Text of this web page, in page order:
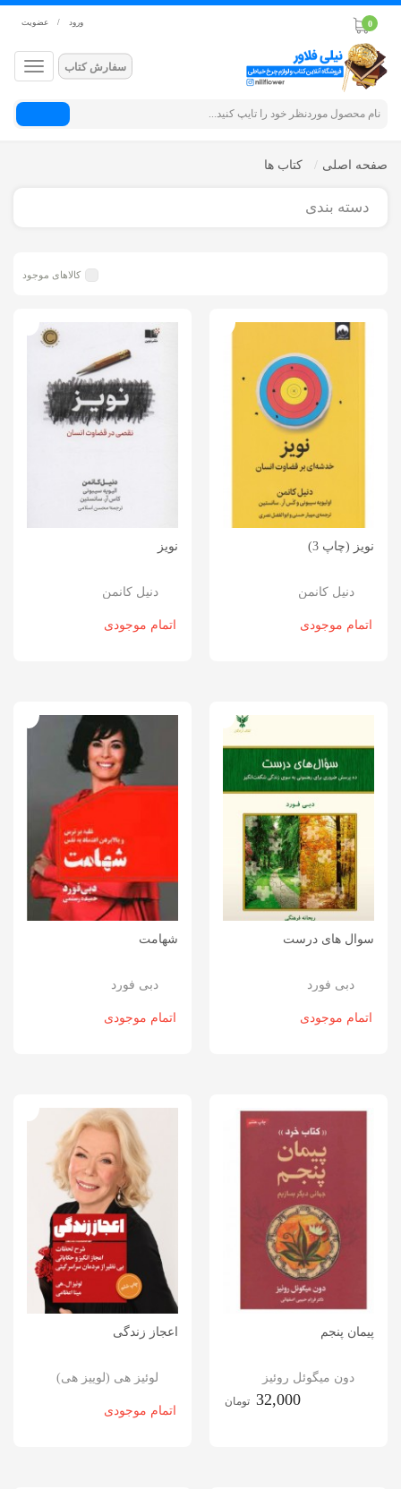
ورود / عضویت 0
سفارش کتاب
صفحه اصلی کتاب ها
دسته بندی
کالاهای موجود
نویز (چاپ 3)
دنیل کانمن
اتمام موجودی
نویز
دنیل کانمن
اتمام موجودی
سوال های درست
دبی فورد
اتمام موجودی
شهامت
دبی فورد
اتمام موجودی
پیمان پنجم
دون میگوئل روئیز
32,000 تومان
اعجاز زندگی
لوئیز هی (لوییز هی)
اتمام موجودی